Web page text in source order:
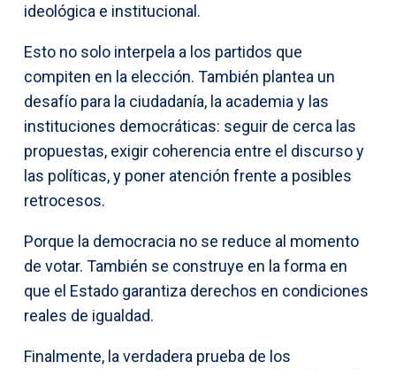
ideológica e institucional.
Esto no solo interpela a los partidos que
compiten en la elección. También plantea un
desafío para la ciudadanía, la academia y las
instituciones democráticas: seguir de cerca las
propuestas, exigir coherencia entre el discurso y
las políticas, y poner atención frente a posibles
retrocesos.
Porque la democracia no se reduce al momento
de votar. También se construye en la forma en
que el Estado garantiza derechos en condiciones
reales de igualdad.
Finalmente, la verdadera prueba de los